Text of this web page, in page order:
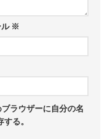
ル ※
ラウザーに自分の名
る。